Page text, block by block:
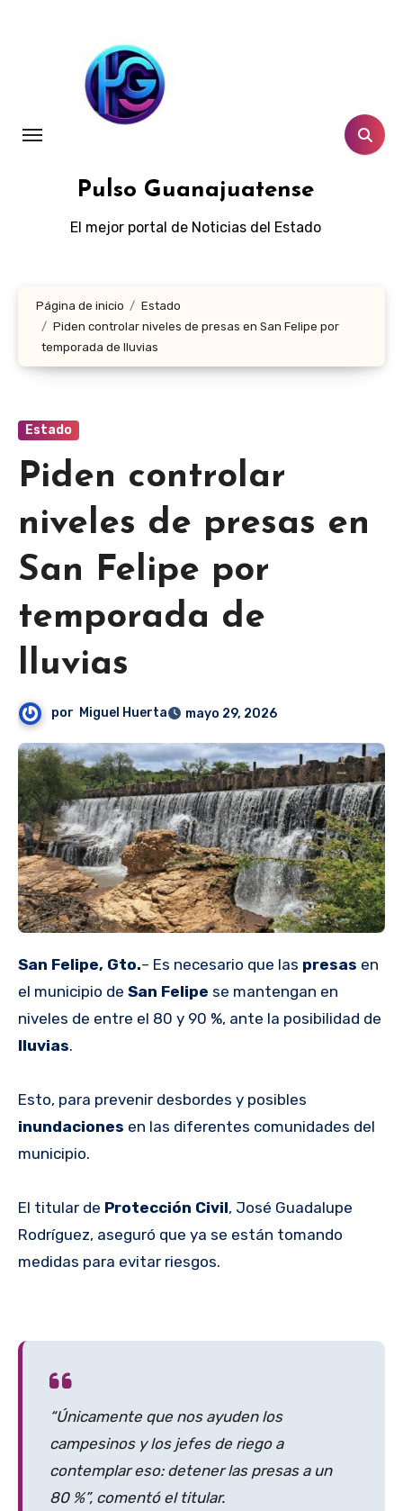
Pulso Guanajuatense
El mejor portal de Noticias del Estado
Página de inicio
Estado
Piden controlar niveles de presas en San Felipe por
temporada de lluvias
Estado
Piden controlar
niveles de presas en
San Felipe por
temporada de
lluvias
por Miguel Huerta mayo 29, 2026
San Felipe, Gto.– Es necesario que las presas en
el municipio de San Felipe se mantengan en
niveles de entre el 80 y 90 %, ante la posibilidad de
lluvias.
Esto, para prevenir desbordes y posibles
inundaciones en las diferentes comunidades del
municipio.
El titular de Protección Civil, José Guadalupe
Rodríguez, aseguró que ya se están tomando
medidas para evitar riesgos.
“Únicamente que nos ayuden los
campesinos y los jefes de riego a
contemplar eso: detener las presas a un
80 %”, comentó el titular.